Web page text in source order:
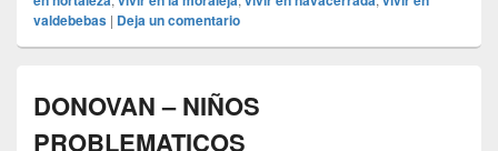
valdebebas | Deja un comentario
DONOVAN – NIÑOS
PROBLEMATICOS